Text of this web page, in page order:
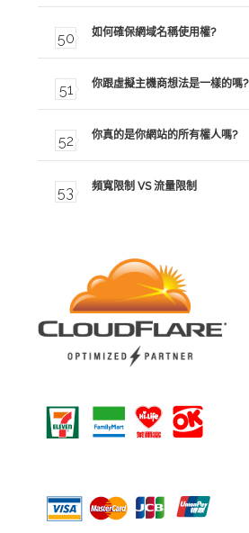
如何確保網域名稱使用權?
你跟虛擬主機商想法是一樣的嗎?
你真的是你網站的所有權人嗎?
頻寬限制 VS 流量限制